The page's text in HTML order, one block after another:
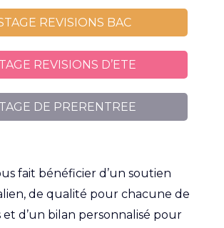
REVISIONS BAC
REVISIONS D’ETE
DE PRERENTREE
fait bénéficier d’un soutien
de qualité pour chacune de
d’un bilan personnalisé pour